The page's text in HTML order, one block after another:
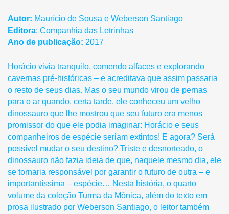
Autor: Maurício de Sousa e Weberson Santiago
Editora: Companhia das Letrinhas
Ano de publicação: 2017
Horácio vivia tranquilo, comendo alfaces e explorando
cavernas pré-históricas – e acreditava que assim passaria
o resto de seus dias. Mas o seu mundo virou de pernas
para o ar quando, certa tarde, ele conheceu um velho
dinossauro que lhe mostrou que seu futuro era menos
promissor do que ele podia imaginar: Horácio e seus
companheiros de espécie seriam extintos! E agora? Será
possível mudar o seu destino? Triste e desnorteado, o
dinossauro não fazia ideia de que, naquele mesmo dia, ele
se tornaria responsável por garantir o futuro de outra – e
importantíssima – espécie… Nesta história, o quarto
volume da coleção Turma da Mônica, além do texto em
prosa ilustrado por Weberson Santiago, o leitor também